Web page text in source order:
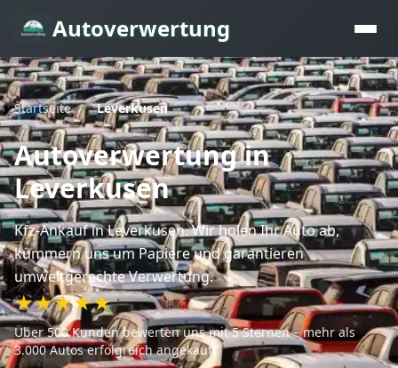
Autoverwertung
Startseite / Leverkusen
Autoverwertungin
Leverkusen
Kfz-Ankaufin Leverkusen. Wir holen Ihr Auto ab,
kümmern uns um Papiere und garantieren
umweltgerechte Verwertung.
★★★★★
Über 500 Kunden bewerten uns mit 5 Sternen – mehr als
3.000 Autos erfolgreich angekauft.